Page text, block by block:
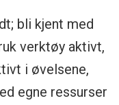
bli kjent med
verktøy aktivt,
i øvelsene,
egne ressurser